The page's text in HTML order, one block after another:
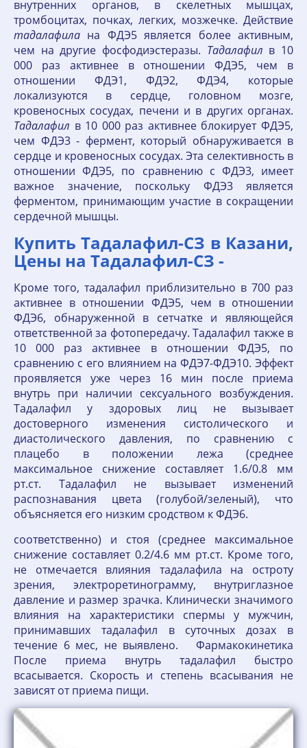
внутренних органов, в скелетных мышцах,
тромбоцитах, почках, легких, мозжечке. Действие
тадалафила на ФДЭ5 является более активным,
чем на другие фосфодиэстеразы. Тадалафил в 10
000 раз активнее в отношении ФДЭ5, чем в
отношении ФДЭ1, ФДЭ2, ФДЭ4, которые
локализуются в сердце, головном мозге,
кровеносных сосудах, печени и в других органах.
Тадалафил в 10 000 раз активнее блокирует ФДЭ5,
чем ФДЭ3 - фермент, который обнаруживается в
сердце и кровеносных сосудах. Эта селективность в
отношении ФДЭ5, по сравнению с ФДЭ3, имеет
важное значение, поскольку ФДЭ3 является
ферментом, принимающим участие в сокращении
сердечной мышцы.
Купить Тадалафил-СЗ в Казани,
Цены на Тадалафил-СЗ -
Кроме того, тадалафил приблизительно в 700 раз
активнее в отношении ФДЭ5, чем в отношении
ФДЭ6, обнаруженной в сетчатке и являющейся
ответственной за фотопередачу. Тадалафил также в
10 000 раз активнее в отношении ФДЭ5, по
сравнению с его влиянием на ФДЭ7-ФДЭ10. Эффект
проявляется уже через 16 мин после приема
внутрь при наличии сексуального возбуждения.
Тадалафил у здоровых лиц не вызывает
достоверного изменения систолического и
диастолического давления, по сравнению с
плацебо в положении лежа (среднее
максимальное снижение составляет 1.6/0.8 мм
рт.ст. Тадалафил не вызывает изменений
распознавания цвета (голубой/зеленый), что
объясняется его низким сродством к ФДЭ6.
соответственно) и стоя (среднее максимальное
снижение составляет 0.2/4.6 мм рт.ст. Кроме того,
не отмечается влияния тадалафила на остроту
зрения, электроретинограмму, внутриглазное
давление и размер зрачка. Клинически значимого
влияния на характеристики спермы у мужчин,
принимавших тадалафил в суточных дозах в
течение 6 мес, не выявлено. Фармакокинетика
После приема внутрь тадалафил быстро
всасывается. Скорость и степень всасывания не
зависят от приема пищи.